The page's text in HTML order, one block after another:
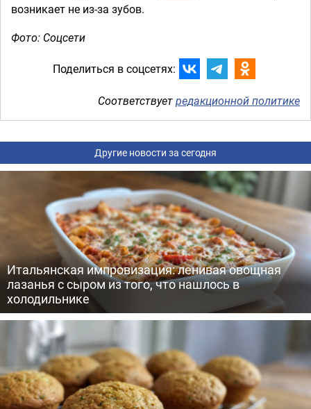
возникает не из-за зубов.
Фото: Соцсети
Поделиться в соцсетях:
Соответствуетредакционной политике
Другие новости за сегодня
Итальянская импровизация: ленивая овощная
лазанья с сыром из того, что нашлось в
холодильнике